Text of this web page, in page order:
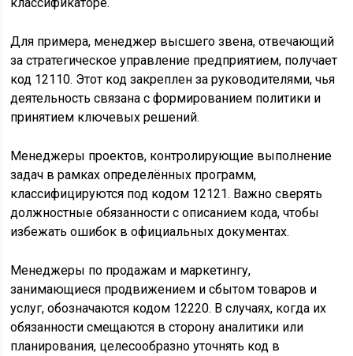
Для примера, менеджер высшего звена, отвечающий
за стратегическое управление предприятием, получает
код 12110. Этот код закреплен за руководителями, чья
деятельность связана с формированием политики и
принятием ключевых решений.
Менеджеры проектов, контролирующие выполнение
задач в рамках определённых программ,
классифицируются под кодом 12121. Важно сверять
должностные обязанности с описанием кода, чтобы
избежать ошибок в официальных документах.
Менеджеры по продажам и маркетингу,
занимающиеся продвижением и сбытом товаров и
услуг, обозначаются кодом 12220. В случаях, когда их
обязанности смещаются в сторону аналитики или
планирования, целесообразно уточнять код в